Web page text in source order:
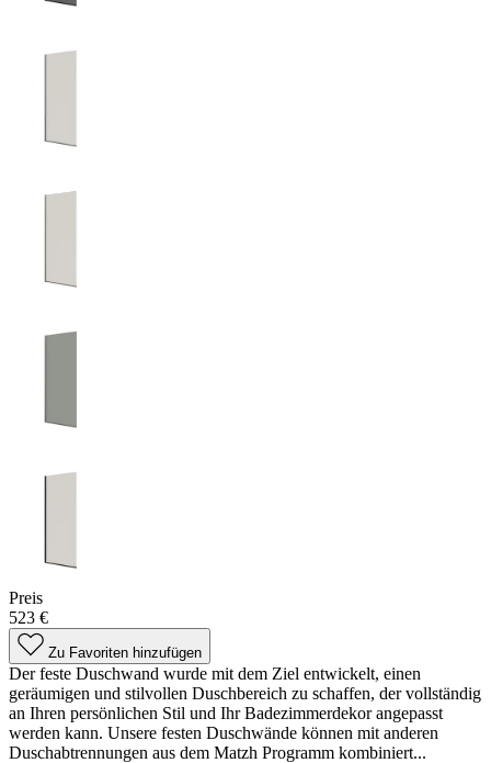
Preis
523 €
Zu Favoriten hinzufügen
Der feste Duschwand wurde mit dem Ziel entwickelt, einen
geräumigen und stilvollen Duschbereich zu schaffen, der vollständig
an Ihren persönlichen Stil und Ihr Badezimmerdekor angepasst
werden kann. Unsere festen Duschwände können mit anderen
Duschabtrennungen aus dem Matzh Programm kombiniert...